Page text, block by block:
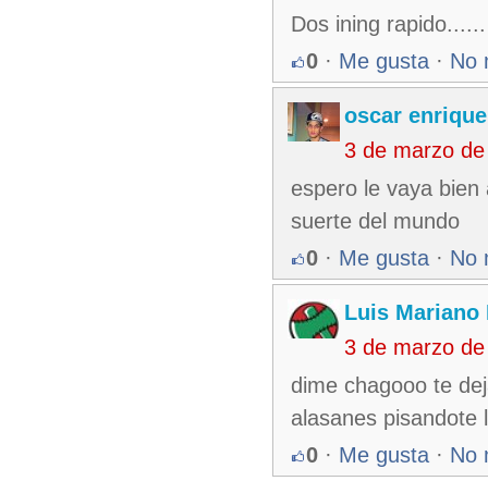
Dos ining rapido......
0 · Me gusta · No
oscar enrique
3 de marzo
espero le vaya
suerte del mundo
0 · Me gusta · No
Luis Mariano
3 de marzo
dime chagooo te
alasanes pisandote
0 · Me gusta · No